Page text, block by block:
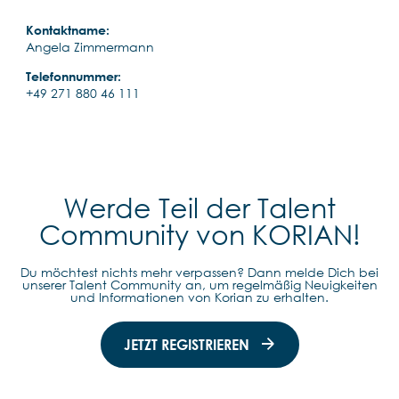
Kontaktname:
Angela Zimmermann
Telefonnummer:
+49 271 880 46 111
Werde Teil der Talent
Community von KORIAN!
Du möchtest nichts mehr verpassen? Dann melde Dich bei
unserer Talent Community an, um regelmäßig Neuigkeiten
und Informationen von Korian zu erhalten.
JETZT REGISTRIEREN